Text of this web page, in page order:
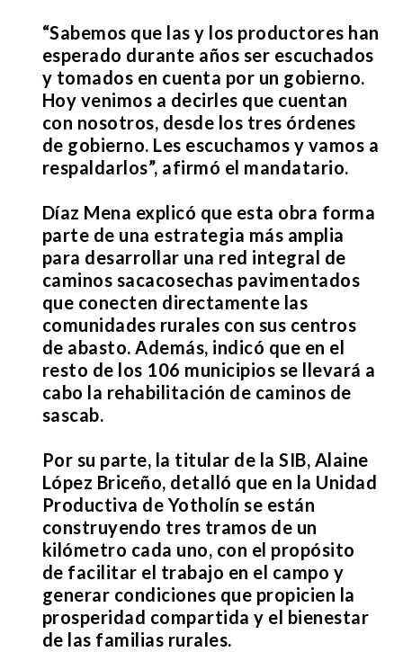
“Sabemos que las y los productores han
esperado durante años ser escuchados
y tomados en cuenta por un gobierno.
Hoy venimos a decirles que cuentan
con nosotros, desde los tres órdenes
de gobierno. Les escuchamos y vamos a
respaldarlos”, afirmó el mandatario.
Díaz Mena explicó que esta obra forma
parte de una estrategia más amplia
para desarrollar una red integral de
caminos sacacosechas pavimentados
que conecten directamente las
comunidades rurales con sus centros
de abasto. Además, indicó que en el
resto de los 106 municipios se llevará a
cabo la rehabilitación de caminos de
sascab.
Por su parte, la titular de la SIB, Alaine
López Briceño, detalló que en la Unidad
Productiva de Yotholín se están
construyendo tres tramos de un
kilómetro cada uno, con el propósito
de facilitar el trabajo en el campo y
generar condiciones que propicien la
prosperidad compartida y el bienestar
de las familias rurales.